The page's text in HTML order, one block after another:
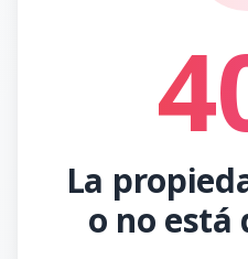
La
o no está